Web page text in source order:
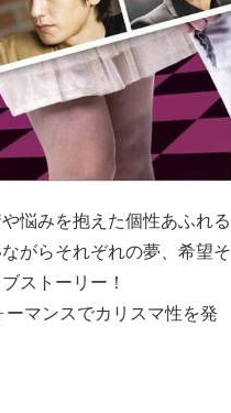
悩みを抱えた個性あふれる
がらそれぞれの夢、希望そ
ストーリー！
マンスでカリスマ性を発